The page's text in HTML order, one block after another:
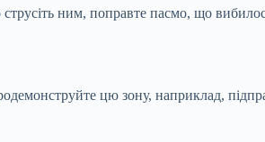
ним, поправте пасмо, що
цю зону, наприклад,